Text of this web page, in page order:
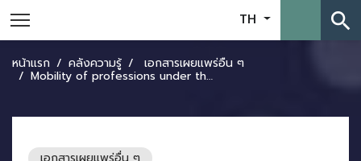
TH search
หน้าแรก คลังความรู้ เอกสารเผยแพร่อื่น ๆ
Mobility of professions under the Mutual Recognition Arrangements in ASEAN: Accountancy and Nursing services